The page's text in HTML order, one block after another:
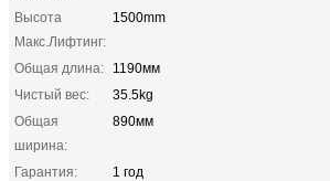
Высота
Макс.Лифтинг:
1500mm
Общая длина:
1190мм
Чистый вес:
35.5kg
Общая
ширина:
890мм
Гарантия:
1 год